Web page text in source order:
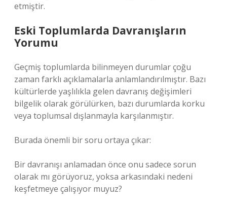
etmiştir.
Eski Toplumlarda Davranışların
Yorumu
Geçmiş toplumlarda bilinmeyen durumlar çoğu
zaman farklı açıklamalarla anlamlandırılmıştır. Bazı
kültürlerde yaşlılıkla gelen davranış değişimleri
bilgelik olarak görülürken, bazı durumlarda korku
veya toplumsal dışlanmayla karşılanmıştır.
Burada önemli bir soru ortaya çıkar:
Bir davranışı anlamadan önce onu sadece sorun
olarak mı görüyoruz, yoksa arkasındaki nedeni
keşfetmeye çalışıyor muyuz?